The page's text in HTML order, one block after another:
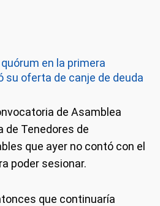
en la primera
su oferta de canje de deuda
de Asamblea
de Tenedores de
que ayer no contó con el
poder sesionar.
que continuaría